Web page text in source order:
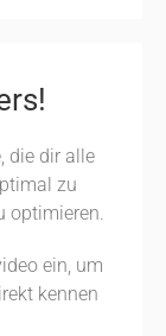
die dir alle
zu
optimieren.
ein, um
kennen